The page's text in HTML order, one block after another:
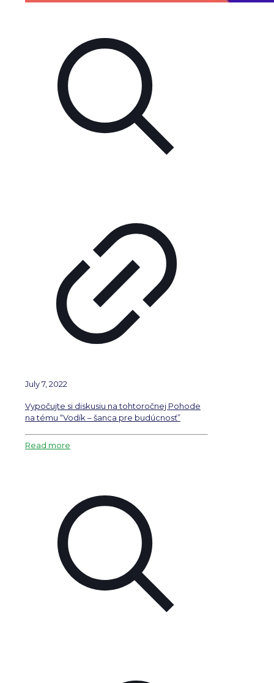
July 7, 2022
Vypočujte si diskusiu na tohtoročnej Pohode
na tému “Vodík – šanca pre budúcnosť”
Read more